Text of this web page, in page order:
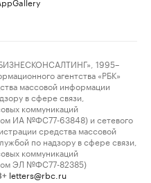
1995–
агентства «РБК»
массовой информации
в сфере связи,
коммуникаций
ИА №ФС77-63848) и сетевого
средства массовой
по надзору в сфере связи,
коммуникаций
ЭЛ №ФС77-82385)
letters@rbc.ru